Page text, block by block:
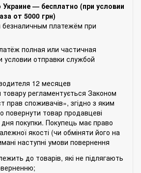
Украине — бесплатно (при условии
от 5000 грн)
платежём при
полная или частичная
условии отправки службой
12 месяцев
товару регламентується Законом
прав споживачів», згідно з яким
повернути товар продавцеві
покупки. Покупець має право
якості (чи обміняти його на
наступні умови повернення
до товарів, які не підлягають